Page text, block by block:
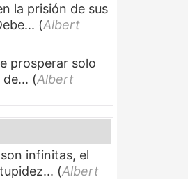
la prisión de sus
(Albert
prosperar solo
(Albert
infinitas, el
(Albert